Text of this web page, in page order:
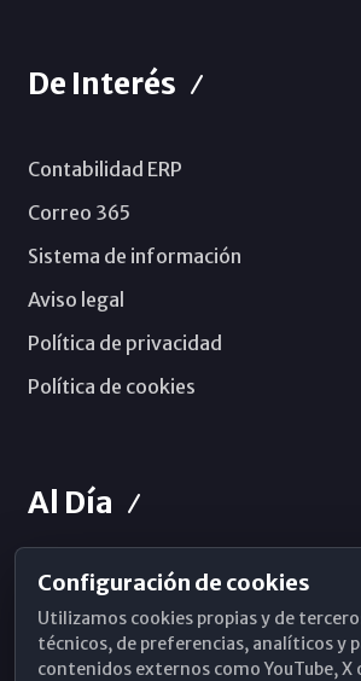
De Interés
Contabilidad ERP
Correo 365
Sistema de información
Aviso legal
Política de privacidad
Política de cookies
Al Día
Horarios de Misa
Hemeroteca
WhatsApp
Configuración de cookies
Utilizamos cookies propias y de
técnicos, de preferencias, analíticos y
contenidos externos como YouTube, X